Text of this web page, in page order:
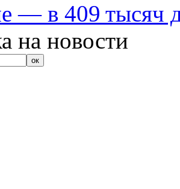
— в 409 тысяч
на новости